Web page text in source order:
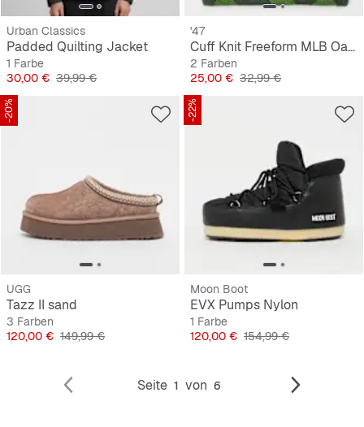
Urban Classics
Padded Quilting Jacket
1 Farbe
Preis
30,00 € Originalpreis
39,99 €
'47
Cuff Knit Freeform MLB Oakland Athletics
2 Farben
Preis
25,00 € Originalpreis
32,99 €
-20%
UGG
Tazz II sand
3 Farben
Preis
120,00 € Originalpreis
149,99 €
-22%
Moon Boot
EVX Pumps Nylon
1 Farbe
Preis
120,00 € Originalpreis
154,99 €
Seite 1 von 6